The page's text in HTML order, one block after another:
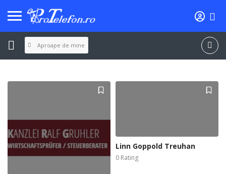
Aproape de mine
Linn Goppold Treuhan
0 Rating